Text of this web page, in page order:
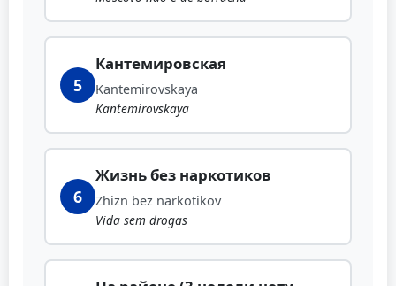
5
Кантемировская
Kantemirovskaya
Kantemirovskaya
6
Жизнь без наркотиков
Zhizn bez narkotikov
Vida sem drogas